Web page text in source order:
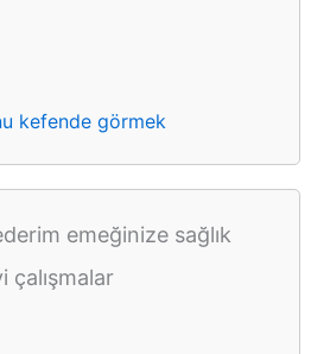
kefende görmek
emeğinize sağlık
çalışmalar